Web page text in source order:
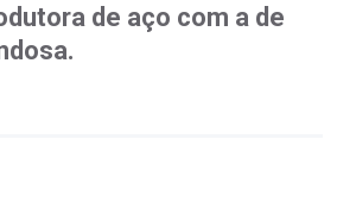
de aço com a de